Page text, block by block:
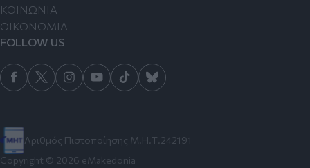
Αριθμός Πιστοποίησης Μ.Η.Τ.242191
ΚΟΙΝΩΝΙΑ
ΟΙΚΟΝΟΜΙΑ
FOLLOW US
Copyright © 2026 eMakedonia